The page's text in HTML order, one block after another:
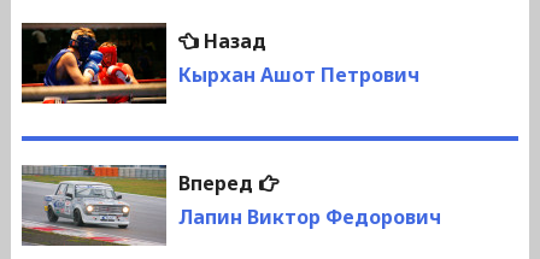
Навигация
по
записям
НазадПредыдущая
запись:
Кырхан Ашот Петрович
Вперед
Следующая
запись:
Лапин Виктор Федорович